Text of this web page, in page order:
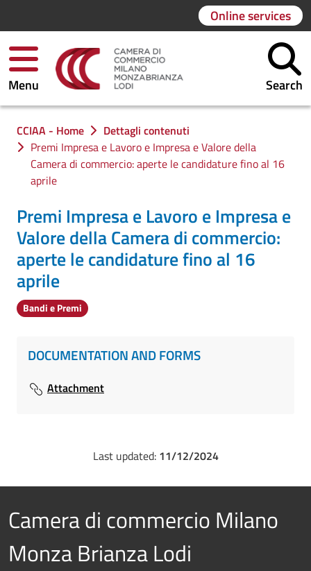
Online services
Menu Search
You are in:
CCIAA - Home
Dettagli contenuti
Premi Impresa e Lavoro e Impresa e Valore della
Camera di commercio: aperte le candidature fino al 16
aprile
Premi Impresa e Lavoro e Impresa e
Valore della Camera di commercio:
aperte le candidature fino al 16
aprile
Bandi e Premi
DOCUMENTATION AND FORMS
Attachment
Last updated: 11/12/2024
Camera di commercio Milano
Monza Brianza Lodi